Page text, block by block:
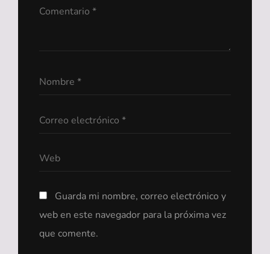
Guarda mi nombre, correo electrónico y
web en este navegador para la próxima vez
que comente.